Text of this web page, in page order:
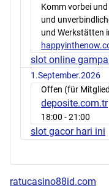
Komm vorbei
und
und Werkstätten
slot online
1.September.2026
Offen (für
deposite.com.tr
18:00 - 21:00
slot gacor hari ini
ratucasino88id.com